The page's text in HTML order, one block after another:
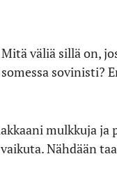
väliä sillä on,
sovinisti?
mulkkuja ja
Nähdään